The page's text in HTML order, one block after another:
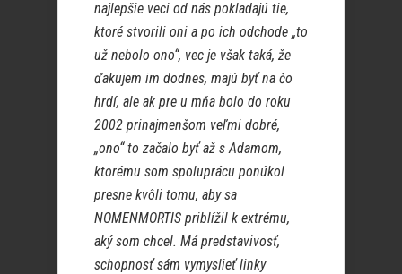
najlepšie veci od nás pokladajú tie,
ktoré stvorili oni a po ich odchode „to
už nebolo ono“, vec je však taká, že
ďakujem im dodnes, majú byť na čo
hrdí, ale ak pre u mňa bolo do roku
2002 prinajmenšom veľmi dobré,
„ono“ to začalo byť až s Adamom,
ktorému som spoluprácu ponúkol
presne kvôli tomu, aby sa
NOMENMORTIS priblížil k extrému,
aký som chcel. Má predstavivosť,
schopnosť sám vymyslieť linky